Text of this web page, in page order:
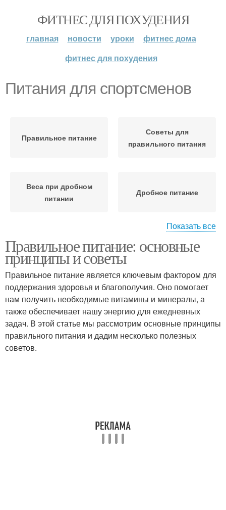
ФИТНЕС ДЛЯ ПОХУДЕНИЯ
главная новости уроки
фитнес дома
фитнес для похудения
Питания для спортсменов
Правильное питание
Советы для
правильного питания
Веса при дробном
питании
Дробное питание
Питания для похудачи Питание при занятиях
Питание при
тренировках
Питание при занятии
Показать все
Правильное питание: основные
принципы и советы
Правильное питание является ключевым фактором для
поддержания здоровья и благополучия. Оно помогает
нам получить необходимые витамины и минералы, а
также обеспечивает нашу энергию для ежедневных
задач. В этой статье мы рассмотрим основные принципы
правильного питания и дадим несколько полезных
советов.